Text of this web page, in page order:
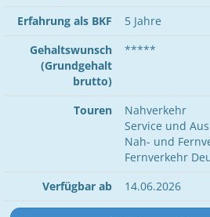
Erfahrung als BKF
5 Jahre
Gehaltswunsch
(Grundgehalt
brutto)
*****
Touren
Nahverkehr
Service und
Nah- und
Fernverkehr
Verfügbar ab
14.06.2026